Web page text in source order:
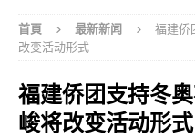
首頁 最新新闻
福建侨
改变活动形式
福建侨团支持冬
峻将改变活动形式